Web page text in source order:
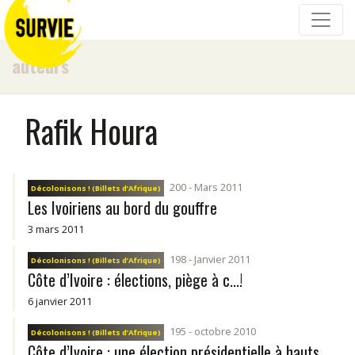
auteurs
Rafik Houra
Décolonisons ! (Billets d’Afrique) 200 - Mars 2011
Les Ivoiriens au bord du gouffre
3 mars 2011
Décolonisons ! (Billets d’Afrique) 198 - Janvier 2011
Côte d’Ivoire : élections, piège à c...!
6 janvier 2011
Décolonisons ! (Billets d’Afrique) 195 - octobre 2010